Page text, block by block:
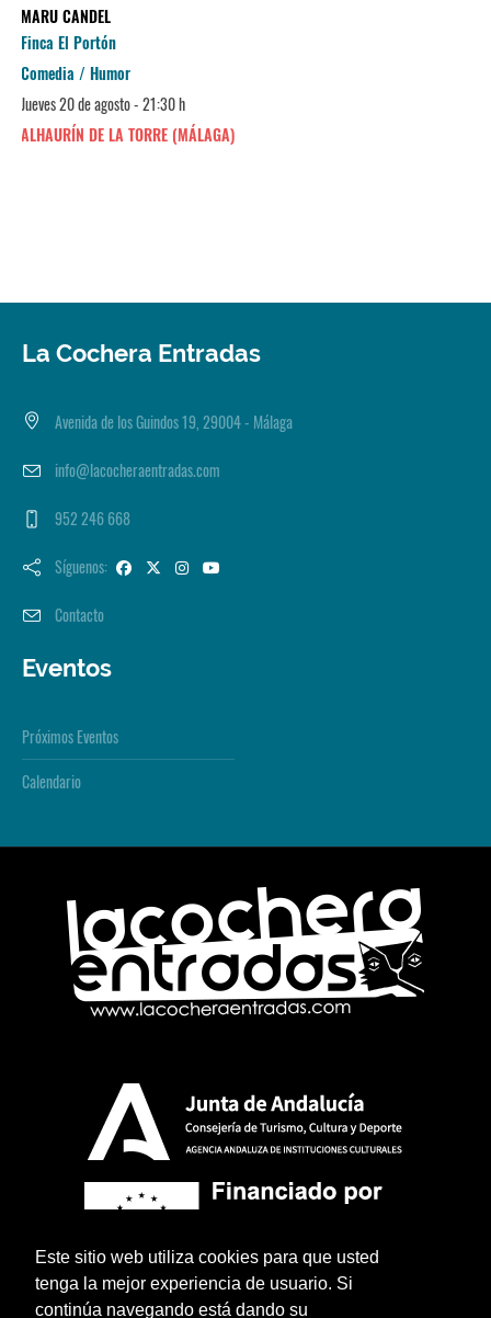
Este sitio web utiliza cookies para que usted
tenga la mejor experiencia de usuario. Si
continúa navegando está dando su
MARU CANDEL
Finca El Portón
Comedia / Humor
Jueves 20 de agosto - 21:30 h
ALHAURÍN DE LA TORRE (MÁLAGA)
La Cochera Entradas
Avenida de los Guindos 19, 29004 - Málaga
info@lacocheraentradas.com
952 246 668
Síguenos:
Contacto
Eventos
Próximos Eventos
Calendario